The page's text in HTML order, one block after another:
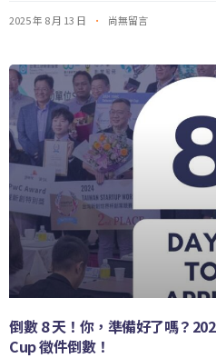
2025 年 8 月 13 日 尚無留言
倒數 8 天！你，準備好了嗎？
Cup 徵件倒數！